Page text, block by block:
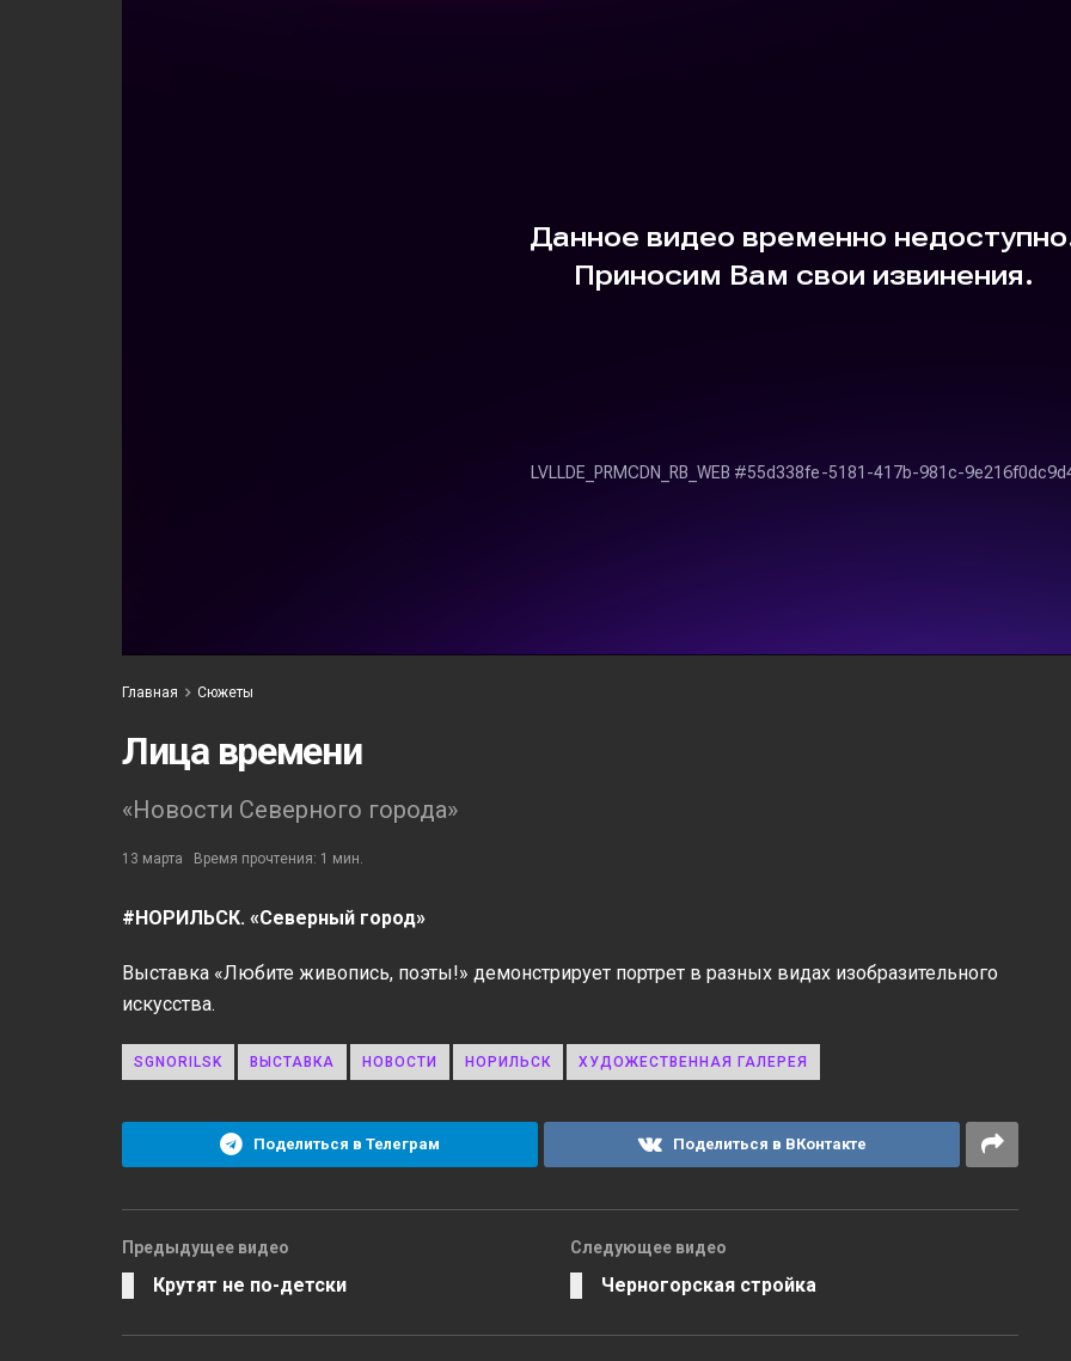
Главная Сюжеты
Лица времени
«Новости Северного города»
13 марта Время прочтения: 1 мин.
#НОРИЛЬСК. «Северный город»
Выставка «Любите живопись, поэты!» демонстрирует портрет в разных видах изобразительного
искусства.
SGNORILSK ВЫСТАВКА НОВОСТИ НОРИЛЬСК ХУДОЖЕСТВЕННАЯ ГАЛЕРЕЯ
Поделиться в Телеграм Поделиться в ВКонтакте
Предыдущее видео
Крутят не по-детски
Следующее видео
Черногорская стройка